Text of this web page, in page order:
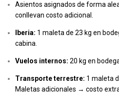
Asientos asignados de forma
conllevan costo adicional.
Iberia: 1 maleta de 23 kg en
cabina.
Vuelos internos: 20 kg en
Transporte terrestre: 1 maleta
Maletas adicionales → costo